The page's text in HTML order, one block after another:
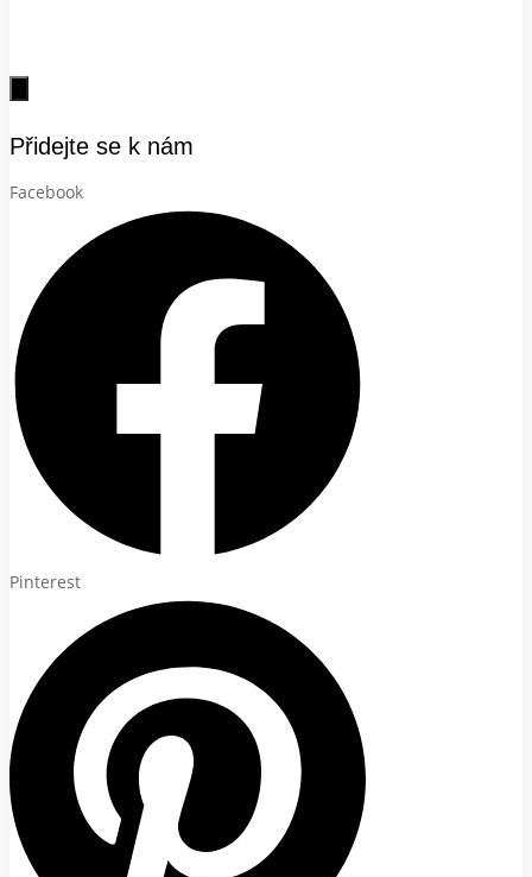
Přidejte se k nám
Facebook
Pinterest